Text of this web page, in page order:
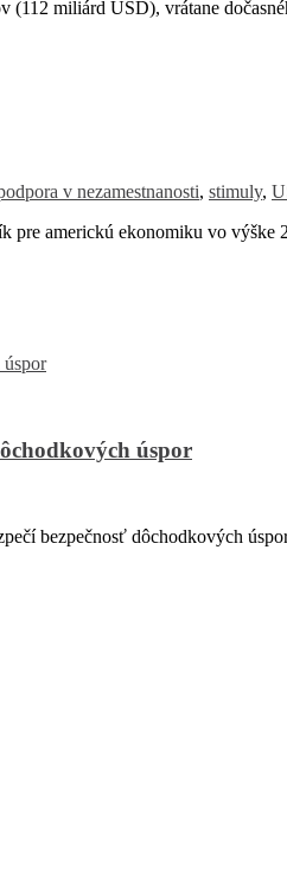
miliárd USD), vrátane
v nezamestnanosti, stimuly,
pre americkú ekonomiku vo výške
úspor
bezpečnosť dôchodkových